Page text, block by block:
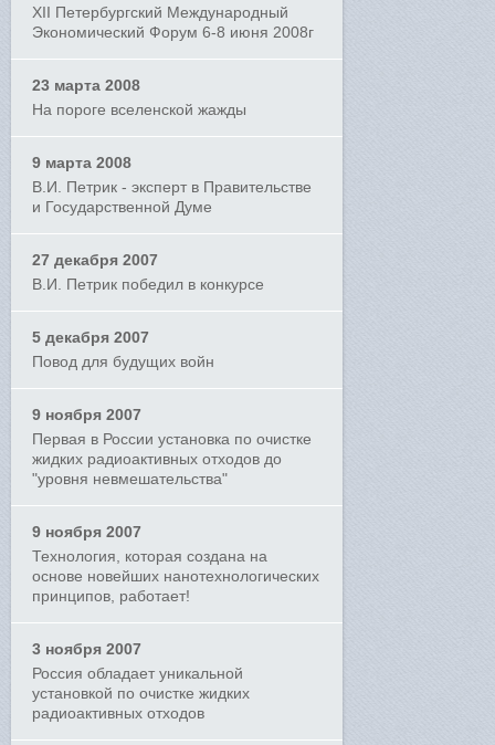
XII Петербургский Международный
Экономический Форум 6-8 июня 2008г
23 марта 2008
На пороге вселенской жажды
9 марта 2008
В.И. Петрик - эксперт в Правительстве
и Государственной Думе
27 декабря 2007
В.И. Петрик победил в конкурсе
5 декабря 2007
Повод для будущих войн
9 ноября 2007
Первая в России установка по очистке
жидких радиоактивных отходов до
"уровня невмешательства"
9 ноября 2007
Технология, которая создана на
основе новейших нанотехнологических
принципов, работает!
3 ноября 2007
Россия обладает уникальной
установкой по очистке жидких
радиоактивных отходов